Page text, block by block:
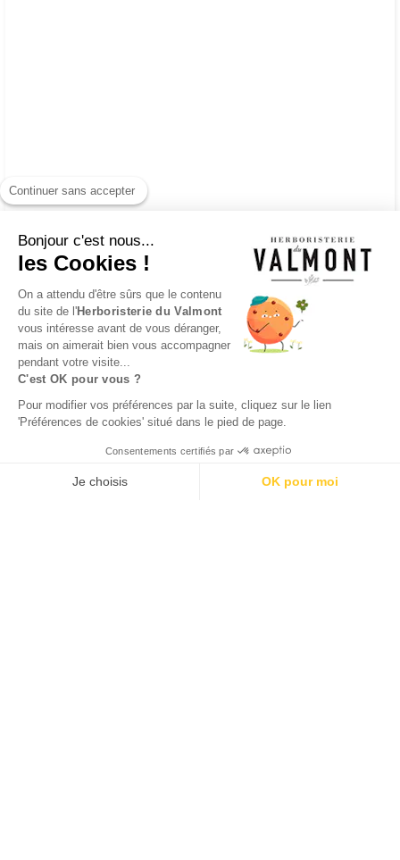
Continuer sans accepter
Bonjour c'est nous...
les Cookies !
On a attendu d'être sûrs que le contenu
du site de l'Herboristerie du Valmont
vous intéresse avant de vous déranger,
mais on aimerait bien vous accompagner
pendant votre visite...
C'est OK pour vous ?
Pour modifier vos préférences par la suite, cliquez sur le lien
'Préférences de cookies' situé dans le pied de page.
Consentements certifiés par
Je choisis OK pour moi
INSCRIPTION
NEWSLETTER